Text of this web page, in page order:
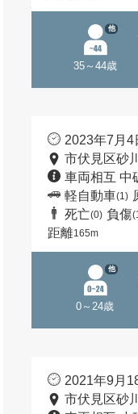
35～44歳
他
2023年7月4
市伏見区砂
車両相互 中
軽自動車(1)
死亡(0) 負傷
距離165m
0～24歳
他
2021年9月
市伏見区砂